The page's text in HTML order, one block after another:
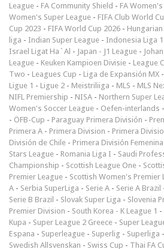
League - FA Community Shield - FA
Women's Super League - FIFA Club World
Cup 2023 - FIFA World Cup 2026 -
liga - Indian Super League - Indonesia Liga 1
Israel Ligat Ha`Al - Japan - J1 League -
League - Keuken Kampioen Divisie - League
Two - Leagues Cup - Liga de Expansión MX -
Ligue 1 - Ligue 2 - Meistriliiga - MLS - MLS
NIFL Premiership - NISA - Northern Super
Women's Soccer League - Oefen-interlands -
- ÖFB-Cup - Paraguay Primera División -
Primera A - Primera Division - Primera
División de Chile - Primera División Femenina
Stars League - Romania Liga I - Saudi
Championship - Scottish League One -
Premier League - Scottish Women's Premier
A - Serbia SuperLiga - Serie A - Serie A Brazil
Serie B Brazil - Slovak Super Liga - Slovenia
Premier Division - South Korea - K League 1 -
Kupa - Super League 2 Greece - Super
Espana - Superleague - Superlig - Superliga -
Swedish Allsvenskan - Swiss Cup - Thai FA